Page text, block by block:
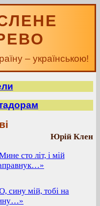
– українською!
Юрій Клен
сто літ, і мій
сину мій, тобі на